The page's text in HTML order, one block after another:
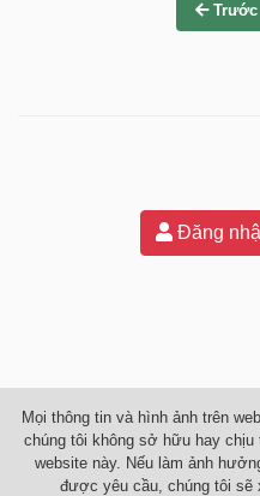
Trước
Đăng
Mọi thông tin và hình ảnh trên
chúng tôi không sở hữu hay chịu
website này. Nếu làm ảnh
được yêu cầu, chúng tôi sẽ